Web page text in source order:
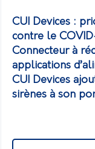
CUI Devices :
contre le
Connecteur à
applications
CUI Devices
sirènes à son